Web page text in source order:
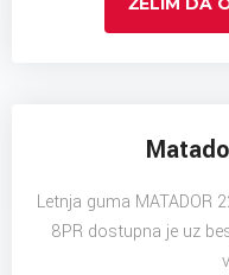
Letnja guma
8PR dostupna je uz